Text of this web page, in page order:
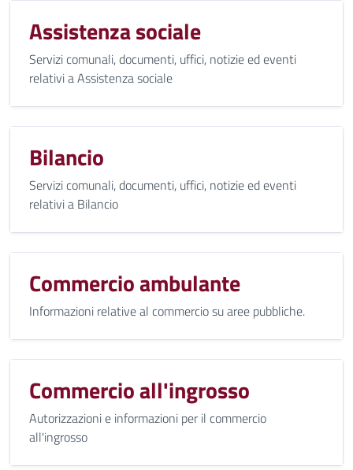
Assistenza sociale
Servizi comunali, documenti, uffici, notizie ed eventi
relativi a Assistenza sociale
Bilancio
Servizi comunali, documenti, uffici, notizie ed eventi
relativi a Bilancio
Commercio ambulante
Informazioni relative al commercio su aree pubbliche.
Commercio all'ingrosso
Autorizzazioni e informazioni per il commercio
all'ingrosso